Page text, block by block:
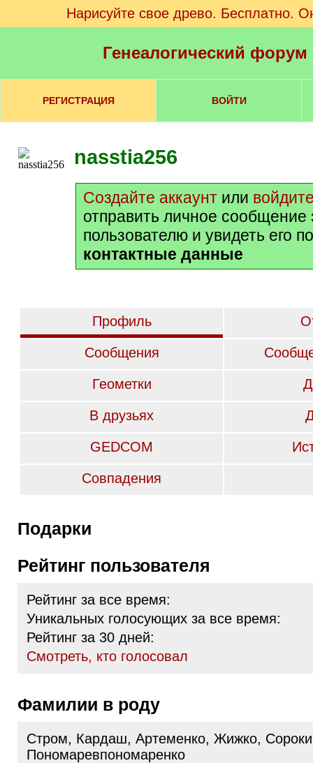
Нарисуйте свое древо. Бесплатно.
Генеалогический
РЕГИСТРАЦИЯ ВОЙТИ
nasstia256
Создайте аккаунт или
отправить личное сообщение
пользователю и увидеть его
контактные данные
Профиль
Сообщения
Геометки
В друзьях
GEDCOM
Совпадения
Подарки
Рейтинг пользователя
Рейтинг за все время:
Уникальных голосующих за все время:
Рейтинг за 30 дней:
Cмотреть, кто голосовал
Фамилии в роду
Стром, Кардаш, Артеменко, Жижко,
Пономаревпономаренко